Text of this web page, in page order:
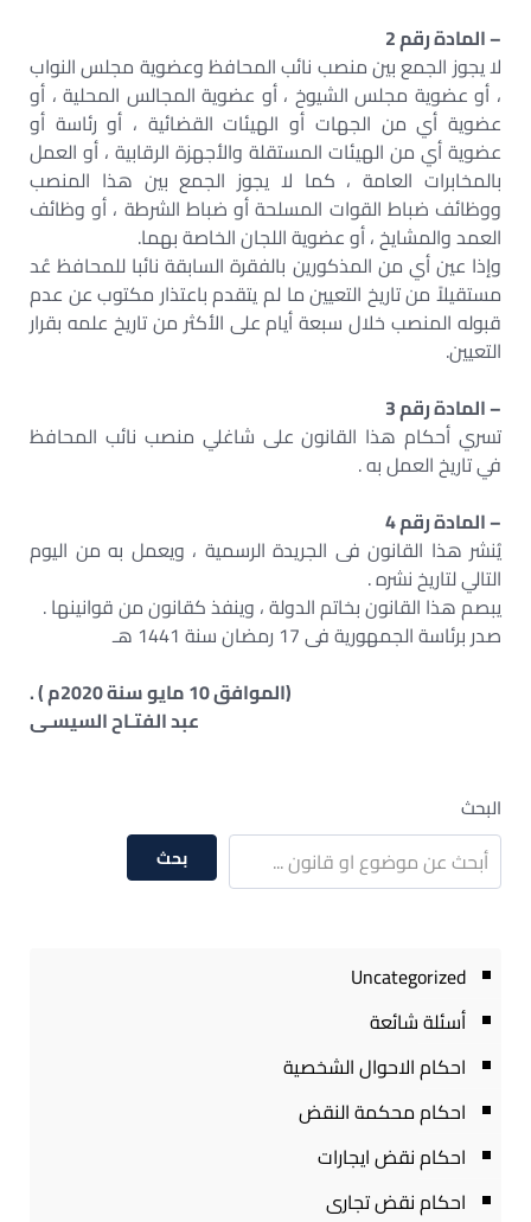
– المادة رقم 2
لا يجوز الجمع بين منصب نائب المحافظ وعضوية مجلس النواب
، أو عضوية مجلس الشيوخ ، أو عضوية المجالس المحلية ، أو
عضوية أي من الجهات أو الهيئات القضائية ، أو رئاسة أو
عضوية أي من الهيئات المستقلة والأجهزة الرقابية ، أو العمل
بالمخابرات العامة ، كما لا يجوز الجمع بين هذا المنصب
ووظائف ضباط القوات المسلحة أو ضباط الشرطة ، أو وظائف
العمد والمشايخ ، أو عضوية اللجان الخاصة بهما.
وإذا عين أي من المذكورين بالفقرة السابقة نائبا للمحافظ عُد
مستقيلاً من تاريخ التعيين ما لم يتقدم باعتذار مكتوب عن عدم
قبوله المنصب خلال سبعة أيام على الأكثر من تاريخ علمه بقرار
التعيين.
– المادة رقم 3
تسري أحكام هذا القانون على شاغلي منصب نائب المحافظ
في تاريخ العمل به .
– المادة رقم 4
يُنشر هذا القانون فى الجريدة الرسمية ، ويعمل به من اليوم
التالي لتاريخ نشره .
يبصم هذا القانون بخاتم الدولة ، وينفذ كقانون من قوانينها .
صدر برئاسة الجمهورية فى 17 رمضان سنة 1441 هـ
(الموافق 10 مايو سنة 2020م ) .
عبد الفتـاح السيسـى
البحث
بحث
Uncategorized
أسئلة شائعة
احكام الاحوال الشخصية
احكام محكمة النقض
احكام نقض ايجارات
احكام نقض تجارى